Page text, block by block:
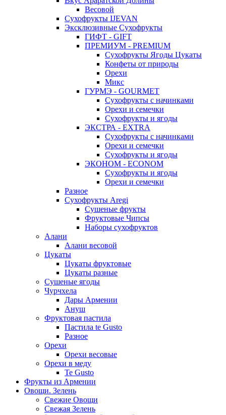
Весовой
Сухофрукты IJEVAN
Эксклюзивные Сухофрукты
ГИФТ - GIFT
ПРЕМИУМ - PREMIUM
Сухофрукты Ягоды Цукаты
Конфеты от природы
Орехи
Микс
ГУРМЭ - GOURMET
Сухофрукты с начинками
Орехи и семечки
Сухофрукты и ягоды
ЭКСТРА - EXTRA
Сухофрукты с начинками
Орехи и семечки
Сухофрукты и ягоды
ЭКОНОМ - ECONOM
Сухофрукты и ягоды
Орехи и семечки
Разное
Сухофрукты Aregi
Сушеные фрукты
Фруктовые Чипсы
Наборы сухофруктов
Алани
Алани весовой
Цукаты
Цукаты фруктовые
Цукаты разные
Сушеные ягоды
Чурчхела
Дары Армении
Ануш
Фруктовая пастила
Пастила te Gusto
Разное
Орехи
Орехи весовые
Орехи в меду
Te Gusto
Фрукты из Армении
Овощи. Зелень
Свежие Овощи
Свежая Зелень